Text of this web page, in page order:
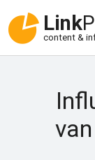
Link
content &